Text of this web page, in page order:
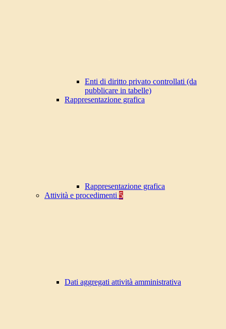
Enti di diritto privato controllati (da
pubblicare in tabelle)
Rappresentazione grafica
Rappresentazione grafica
Attività e procedimenti 5
Dati aggregati attività amministrativa